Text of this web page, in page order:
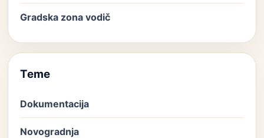
Gradska zona vodič
Teme
Dokumentacija
Novogradnja